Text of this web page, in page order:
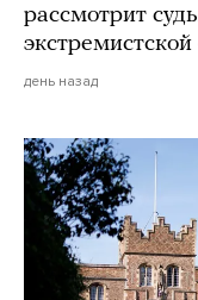
рассмотрит
день назад